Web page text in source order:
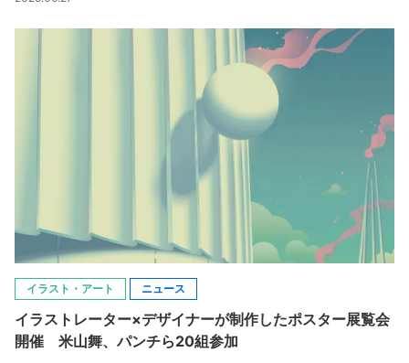
イラスト・アート ニュース
イラストレーター×デザイナーが制作したポスター展覧会
開催 米山舞、パンチら20組参加